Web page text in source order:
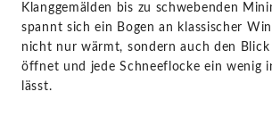
by
STAGE+
Klanggemälden bis zu schwebenden
spannt sich ein Bogen an klassischer
nicht nur wärmt, sondern auch den Blick
öffnet und jede Schneeflocke ein wenig
lässt.